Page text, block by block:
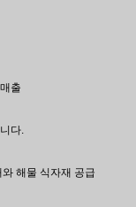
출
다.
해물 식자재 공급